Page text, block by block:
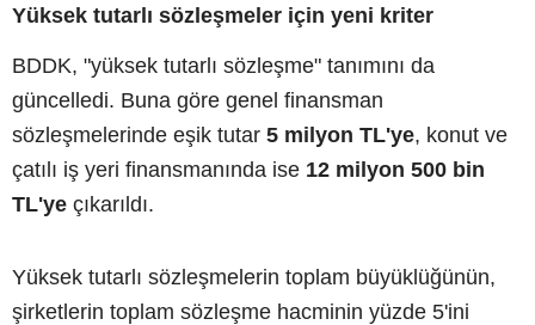
Yüksek tutarlı sözleşmeler için yeni kriter
BDDK, "yüksek tutarlı sözleşme" tanımını da
güncelledi. Buna göre genel finansman
sözleşmelerinde eşik tutar 5 milyon TL'ye, konut ve
çatılı iş yeri finansmanında ise 12 milyon 500 bin
TL'ye çıkarıldı.
Yüksek tutarlı sözleşmelerin toplam büyüklüğünün,
şirketlerin toplam sözleşme hacminin yüzde 5'ini